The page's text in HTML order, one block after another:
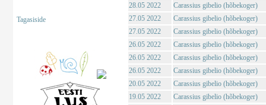
Tagasiside
28.05 2022
Carassius gibelio (hõbekoger)
27.05 2022
Carassius gibelio (hõbekoger)
27.05 2022
Carassius gibelio (hõbekoger)
26.05 2022
Carassius gibelio (hõbekoger)
26.05 2022
Carassius gibelio (hõbekoger)
26.05 2022
Carassius gibelio (hõbekoger)
20.05 2022
Carassius gibelio (hõbekoger)
19.05 2022
Carassius gibelio (hõbekoger)